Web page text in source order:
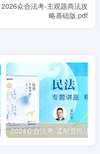
2026众合法考-主观题商法攻
略基础版.pdf